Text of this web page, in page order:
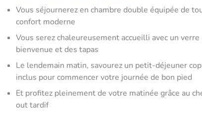
Vous séjournerez en chambre double équipée de
confort moderne
Vous serez chaleureusement accueilli avec un verre
bienvenue et des tapas
Le lendemain matin, savourez un petit-déjeuner
inclus pour commencer votre journée de bon pied
Et profitez pleinement de votre matinée grâce au
out tardif